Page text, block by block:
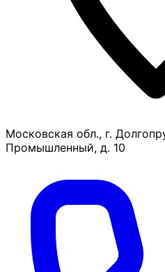
Московская обл., г.
Промышленный, д. 10